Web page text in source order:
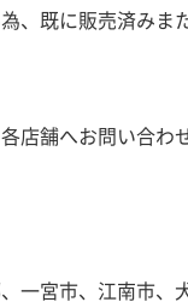
、既に販売済みま
店舗へお問い合わ
一宮市、江南市、